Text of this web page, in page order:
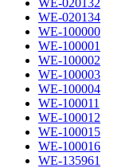
WE-020134
WE-100000
WE-100001
WE-100002
WE-100003
WE-100004
WE-100011
WE-100012
WE-100015
WE-100016
WE-135961